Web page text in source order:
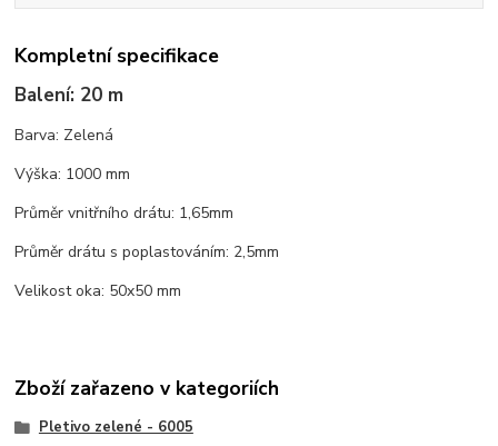
Kompletní specifikace
Balení: 20 m
Barva: Zelená
Výška: 1000 mm
Průměr vnitřního drátu: 1,65mm
Průměr drátu s poplastováním: 2,5mm
Velikost oka: 50x50 mm
Zboží zařazeno v kategoriích
Pletivo zelené - 6005